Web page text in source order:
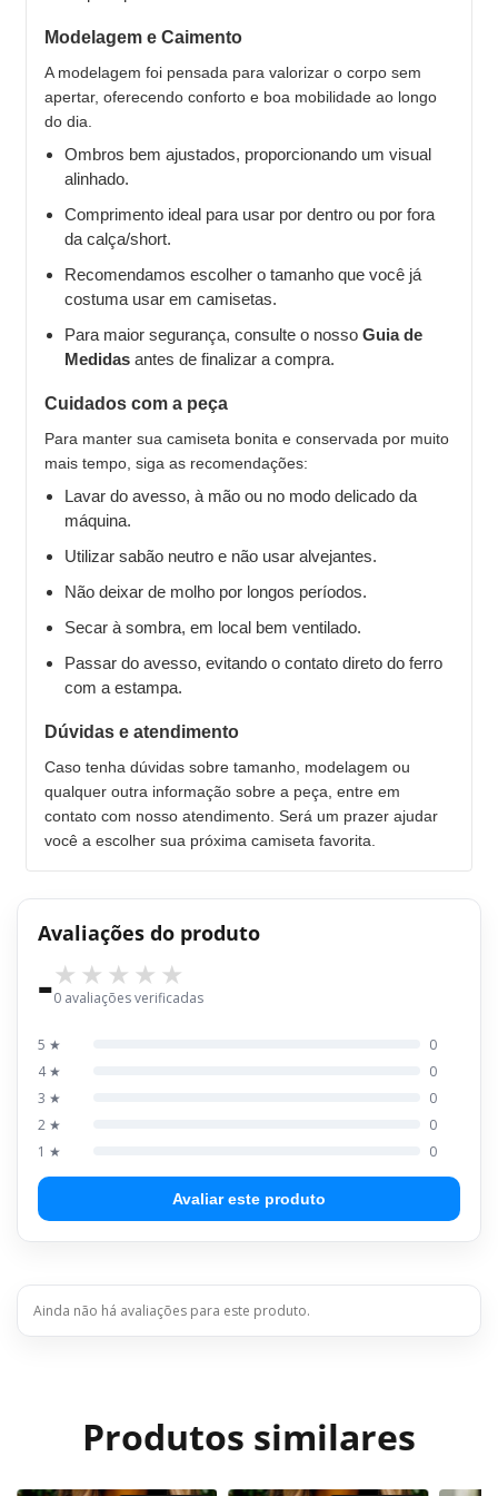
Modelagem e Caimento
A modelagem foi pensada para valorizar o corpo sem
apertar, oferecendo conforto e boa mobilidade ao longo
do dia.
Ombros bem ajustados, proporcionando um visual
alinhado.
Comprimento ideal para usar por dentro ou por fora
da calça/short.
Recomendamos escolher o tamanho que você já
costuma usar em camisetas.
Para maior segurança, consulte o nosso Guia de
Medidas antes de finalizar a compra.
Cuidados com a peça
Para manter sua camiseta bonita e conservada por muito
mais tempo, siga as recomendações:
Lavar do avesso, à mão ou no modo delicado da
máquina.
Utilizar sabão neutro e não usar alvejantes.
Não deixar de molho por longos períodos.
Secar à sombra, em local bem ventilado.
Passar do avesso, evitando o contato direto do ferro
com a estampa.
Dúvidas e atendimento
Caso tenha dúvidas sobre tamanho, modelagem ou
qualquer outra informação sobre a peça, entre em
contato com nosso atendimento. Será um prazer ajudar
você a escolher sua próxima camiseta favorita.
Avaliações do produto
-0 avaliações verificadas
5 ★
0
4 ★
0
3 ★
0
2 ★
0
1 ★
0
Avaliar este produto
Ainda não há avaliações para este produto.
Produtos similares